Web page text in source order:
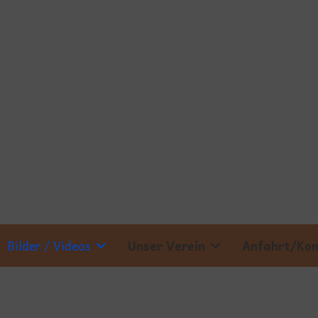
Bilder / Videos Unser Verein Anfahrt/